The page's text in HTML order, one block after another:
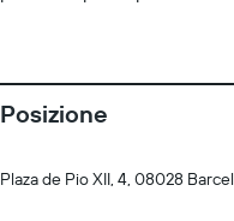
Posizione
Plaza de Pio XII, 4, 08028